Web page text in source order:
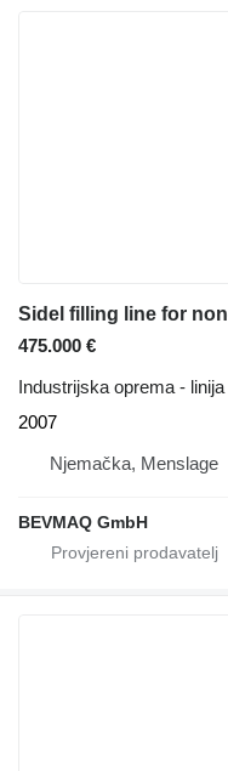
Sidel filling line for
475.000 €
Industrijska oprema -
2007
Njemačka, Menslage
BEVMAQ GmbH